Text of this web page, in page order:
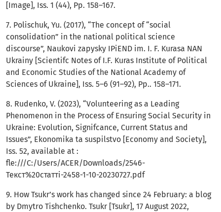
[Image], Iss. 1 (44), Pp. 158–167.
7. Polischuk, Yu. (2017), “The concept of “social
consolidation” in the national political science
discourse”, Naukovi zapysky IPiEND im. I. F. Kurasa NAN
Ukrainy [Scientifc Notes of I.F. Kuras Institute of Political
and Economic Studies of the National Academy of
Sciences of Ukraine], Iss. 5–6 (91–92), Pp.. 158–171.
8. Rudenko, V. (2023), “Volunteering as a Leading
Phenomenon in the Process of Ensuring Social Security in
Ukraine: Evolution, Signifcance, Current Status and
Issues”, Ekonomika ta suspilstvo [Economy and Society],
Iss. 52, available at :
fle:///C:/Users/ACER/Downloads/2546-
Текст%20статті-2458-1-10-20230727.pdf
9. How Tsukr’s work has changed since 24 February: a blog
by Dmytro Tishchenko. Tsukr [Tsukr], 17 August 2022,